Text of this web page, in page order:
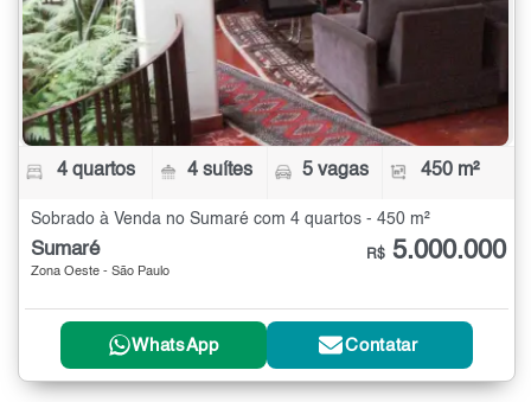
4 quartos 4 suítes 5 vagas 450 m²
Sobrado à Venda no Sumaré com 4 quartos - 450 m²
Sumaré
Zona Oeste - São Paulo
R$ 5.000.000
WhatsApp Contatar